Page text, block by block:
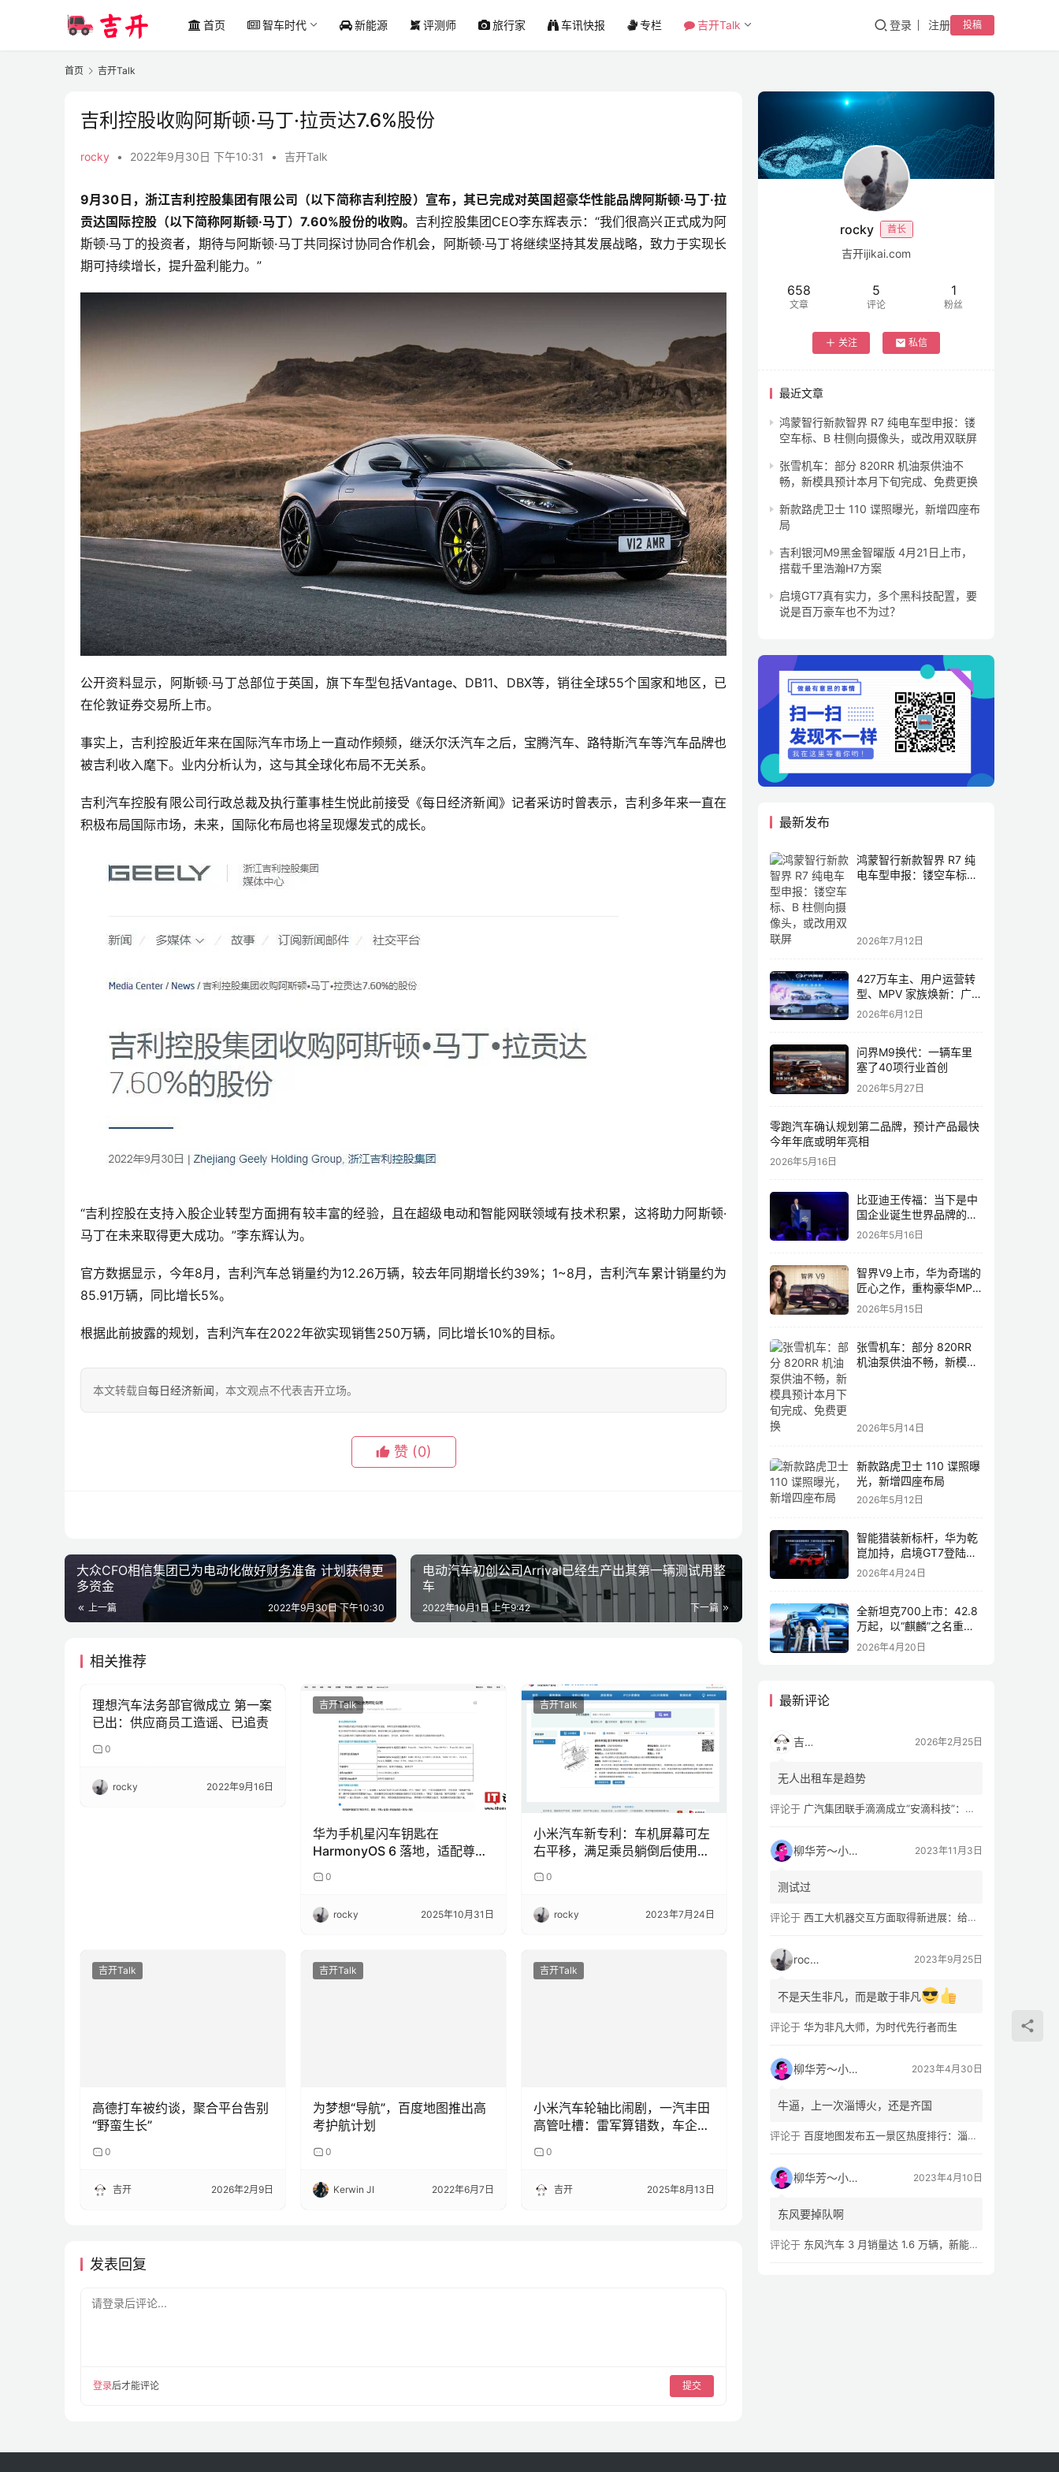
首页 智车时代 新能源 评测师 旅行家 车讯快报 专栏 吉开Talk 登录 注册 投稿
首页 吉开Talk
吉利控股收购阿斯顿·马丁·拉贡达7.6%股份
rocky • 2022年9月30日 下午10:31 • 吉开Talk
9月30日，浙江吉利控股集团有限公司（以下简称吉利控股）宣布，其已完成对英国超豪华性能品牌阿斯顿·马丁·拉
贡达国际控股（以下简称阿斯顿·马丁）7.60%股份的收购。 吉利控股集团CEO李东辉表示：“我们很高兴正式成为阿
斯顿·马丁的投资者，期待与阿斯顿·马丁共同探讨协同合作机会，阿斯顿·马丁将继续坚持其发展战略，致力于实现长
期可持续增长，提升盈利能力。”
公开资料显示，阿斯顿·马丁总部位于英国，旗下车型包括Vantage、DB11、DBX等，销往全球55个国家和地区，已
在伦敦证券交易所上市。
事实上，吉利控股近年来在国际汽车市场上一直动作频频，继沃尔沃汽车之后，宝腾汽车、路特斯汽车等汽车品牌也
被吉利收入麾下。业内分析认为，这与其全球化布局不无关系。
吉利汽车控股有限公司行政总裁及执行董事桂生悦此前接受《每日经济新闻》记者采访时曾表示，吉利多年来一直在
积极布局国际市场，未来，国际化布局也将呈现爆发式的成长。
“吉利控股在支持入股企业转型方面拥有较丰富的经验，且在超级电动和智能网联领域有技术积累，这将助力阿斯顿·
马丁在未来取得更大成功。”李东辉认为。
官方数据显示，今年8月，吉利汽车总销量约为12.26万辆，较去年同期增长约39%；1~8月，吉利汽车累计销量约为
85.91万辆，同比增长5%。
根据此前披露的规划，吉利汽车在2022年欲实现销售250万辆，同比增长10%的目标。
本文转载自每日经济新闻，本文观点不代表吉开立场。
赞 (0)
大众CFO相信集团已为电动化做好财务准备 计划获得更
多资金
上一篇 2022年9月30日 下午10:30
电动汽车初创公司Arrival已经生产出其第一辆测试用整
车
下一篇
2022年10月1日 上午9:42
相关推荐
吉开Talk
理想汽车法务部官微成立 第一案
已出：供应商员工造谣、已追责
0
rocky 2022年9月16日
吉开Talk
华为手机星闪车钥匙在
HarmonyOS 6 落地，适配尊界
车型
0
rocky 2025年10月31日
吉开Talk
小米汽车新专利：车机屏幕可左
右平移，满足乘员躺倒后使用需
0
rocky 2023年7月24日
吉开Talk
高德打车被约谈，聚合平台告别
“野蛮生长”
吉开Talk
为梦想“导航”，百度地图推出高
考护航计划
吉开Talk
小米汽车轮轴比闹剧，一汽丰田
高管吐槽：雷军算错数，车企抄
错题
发表回复
提交
rocky 酋长
吉开ijikai.com
658
文章
5
评论
1
粉丝
关注 私信
最近文章
鸿蒙智行新款智界 R7 纯电车型申报：镂
空车标、B 柱侧向摄像头，或改用双联屏
张雪机车：部分 820RR 机油泵供油不
畅，新模具预计本月下旬完成、免费更换
新款路虎卫士 110 谍照曝光，新增四座布
局
吉利银河M9黑金智曜版 4月21日上市，
搭载千里浩瀚H7方案
启境GT7真有实力，多个黑科技配置，要
说是百万豪车也不为过？
最新发布
鸿蒙智行新款智界 R7 纯
电车型申报：镂空车标、
2026年7月12日
427万车主、用户运营转
型、MPV 家族焕新：广汽
传祺书写新传奇
2026年6月12日
问界M9换代：一辆车里
塞了40项行业首创
2026年5月27日
零跑汽车确认规划第二品牌，预计产品最快
今年年底或明年亮相
2026年5月16日
比亚迪王传福：当下是中
国企业诞生世界品牌的最
佳历史机遇，尤其是制造
2026年5月16日
智界V9上市，华为奇瑞的
匠心之作，重构豪华MPV
市场格局
2026年5月15日
张雪机车：部分 820RR
机油泵供油不畅，新模具
2026年5月14日
新款路虎卫士 110 谍照曝
光，新增四座布局
2026年5月12日
智能猎装新标杆，华为乾
崑加持，启境GT7登陆
2026北京车展
2026年4月24日
全新坦克700上市：42.8
万起，以“麒麟”之名重塑
全域豪华
2026年4月20日
最新评论
吉开 2026年2月25日
无人出租车是趋势
评论于 广汽集团联手滴滴成立“安滴科技”：加速 L4 级 Robotaxi 量产
柳华芳～小芳侠 2023年11月3日
测试过
评论于 西工大机器交互方面取得新进展：给无人机“装上大脑、建立群聊”
rocky 2023年9月25日
不是天生非凡，而是敢于非凡
评论于 华为非凡大师，为时代先行者而生
柳华芳～小芳侠 2023年4月30日
牛逼，上一次淄博火，还是齐国
评论于 百度地图发布五一景区热度排行：淄博八大局早市，遥遥领先
柳华芳～小芳侠 2023年4月10日
东风要掉队啊
评论于 东风汽车 3 月销量达 1.6 万辆，新能源汽车 Q1 累计销量同比下滑 54.02%